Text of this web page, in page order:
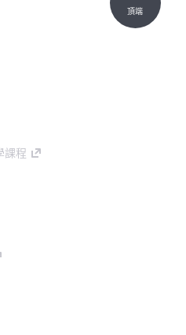
課程
頂端